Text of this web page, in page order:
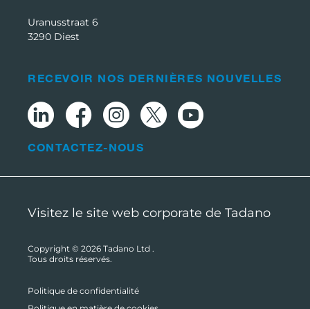
Uranusstraat 6
3290 Diest
RECEVOIR NOS DERNIÈRES NOUVELLES
CONTACTEZ-NOUS
Visitez le site web corporate de Tadano
Copyright © 2026 Tadano Ltd .
Tous droits réservés.
Politique de confidentialité